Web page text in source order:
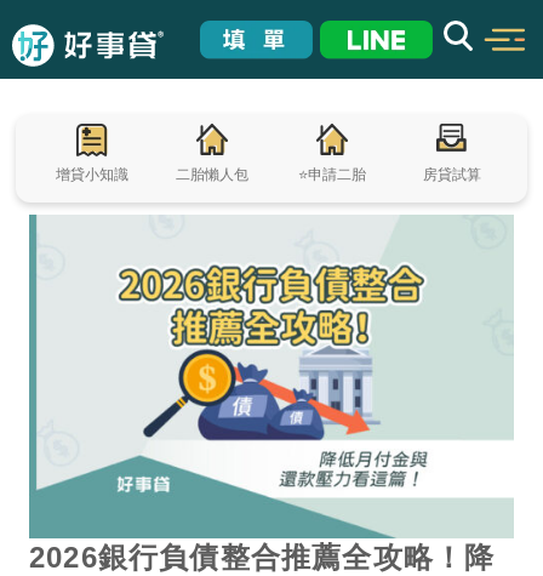
增貸小知識 二胎懶人包 ⭐申請二胎 房貸試算
2026銀行負債整合推薦全攻略！降